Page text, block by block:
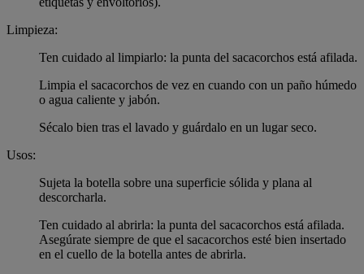
Limpieza:
Ten cuidado al limpiarlo: la punta del sacacorchos está afilada.
Limpia el sacacorchos de vez en cuando con un paño húmedo
o agua caliente y jabón.
Sécalo bien tras el lavado y guárdalo en un lugar seco.
Usos:
Sujeta la botella sobre una superficie sólida y plana al
descorcharla.
Ten cuidado al abrirla: la punta del sacacorchos está afilada.
Asegúrate siempre de que el sacacorchos esté bien insertado
en el cuello de la botella antes de abrirla.